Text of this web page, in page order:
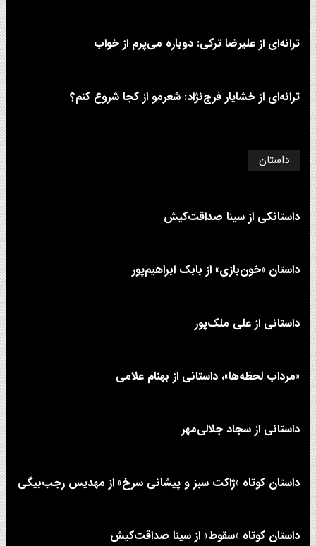
ترانه‌ای از علیرضا ترکی: دوباره می‌پرم از خواب
ترانه‌ای از خشایار فرج‌نژاد: شعرمو از کجا شروع کنم؟
داستان
داستانکی از سینا صداقت‌کیش
داستان «خون‌بازی» از بابک ابراهیم‌پور
داستانی از علی‌ ملک‌پور
«مرداب لحظه‌ها»، داستانی از بهنام علامی
داستانی از سجاد جلالی‌مهر
داستان کوتاه «ژاکت سبز و پیشانی سرخ» از مهدیس رجب‌بیگی
داستان کوتاه «سقوط» از سینا صداقت‌کیش